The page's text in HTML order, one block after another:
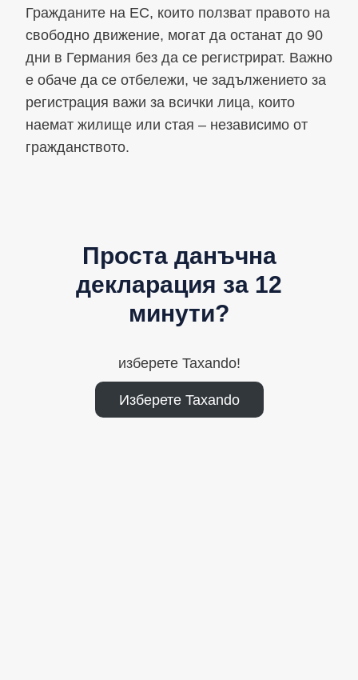
Гражданите на ЕС, които ползват правото на
свободно движение, могат да останат до 90
дни в Германия без да се регистрират. Важно
е обаче да се отбележи, че задължението за
регистрация важи за всички лица, които
наемат жилище или стая – независимо от
гражданството.
Проста данъчна
декларация за 12
минути?
изберете Taxando!
Изберете Taxando